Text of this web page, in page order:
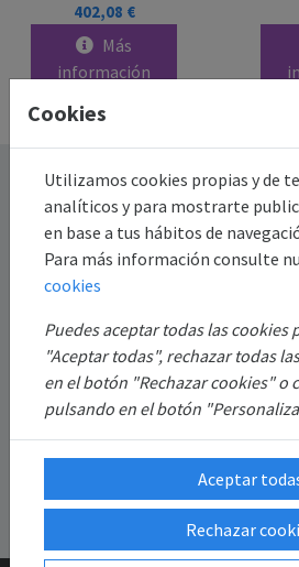
402,08 €
Más
información
Destacado
Información
Mi Cuenta
Sobre Nosotros
Cookies
Utilizamos cookies propias y de
analíticos y para mostrarte
en base a tus hábitos de
Para más información consulte
cookies
Puedes aceptar todas las cookies
"Aceptar todas", rechazar todas
en el botón "Rechazar cookies" o
pulsando en el botón
Aceptar
Rechazar